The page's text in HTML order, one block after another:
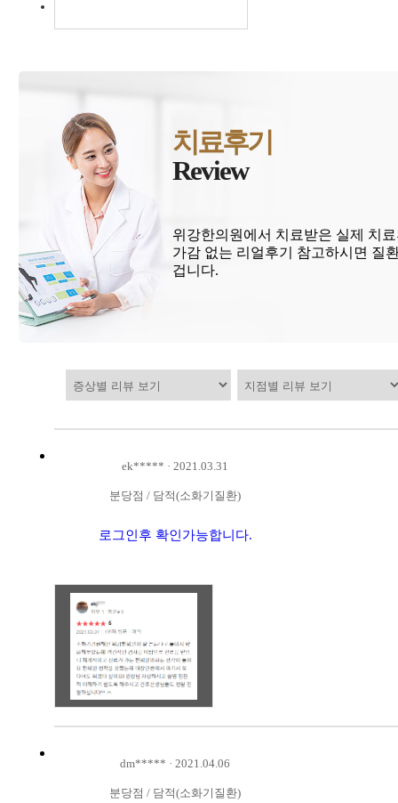
치료후기
Review
위강한의원에서 치료받은 실제 치
가감 없는 리얼후기 참고하시면 질
겁니다.
ek***** ·2021.03.31
분당점 / 담적(소화기질환)
로그인후 확인가능합니다.
dm***** ·2021.04.06
분당점 / 담적(소화기질환)